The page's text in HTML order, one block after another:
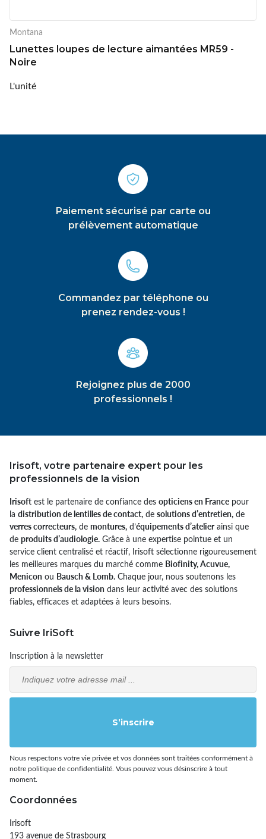
Montana
Lunettes loupes de lecture aimantées MR59 -
Noire
L'unité
Paiement sécurisé par carte ou
prélèvement automatique
Commandez par téléphone ou
prenez rendez-vous !
Rejoignez plus de 2000
professionnels !
Irisoft, votre partenaire expert pour les
professionnels de la vision
Irisoft est le partenaire de confiance des opticiens en France pour
la distribution de lentilles de contact, de solutions d’entretien, de
verres correcteurs, de montures, d’équipements d’atelierainsi que
de produits d’audiologie. Grâce à une expertise pointue et un
service client centralisé et réactif, Irisoft sélectionne rigoureusement
les meilleures marques du marché comme Biofinity, Acuvue,
Menicon ou Bausch & Lomb. Chaque jour, nous soutenons les
professionnels de la vision dans leur activité avec des solutions
fiables, efficaces et adaptées à leurs besoins.
Suivre IriSoft
Inscription à la newsletter
Email
S’inscrire
Nous respectons votre vie privée et vos données sont traitées conformément à
notre politique de confidentialité. Vous pouvez vous désinscrire à tout
moment.
Coordonnées
Irisoft
193 avenue de Strasbourg